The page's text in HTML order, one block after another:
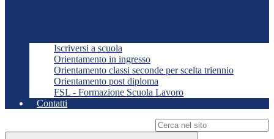
Iscriversi a scuola
Orientamento in ingresso
Orientamento classi seconde per scelta triennio
Orientamento post diploma
FSL - Formazione Scuola Lavoro
Contatti